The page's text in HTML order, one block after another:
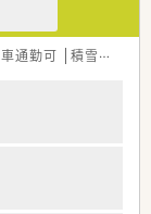
車通勤可 積雪なし